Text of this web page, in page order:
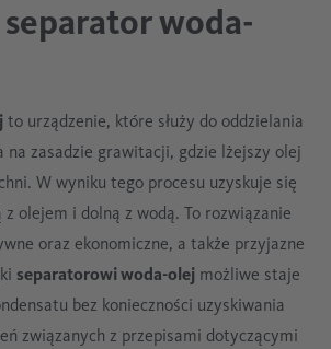
separator woda-
to urządzenie, które służy do oddzielania
na zasadzie grawitacji, gdzie lżejszy olej
W wyniku tego procesu uzyskuje się
olejem i dolną z wodą. To rozwiązanie
oraz ekonomiczne, a także przyjazne
separatorowi woda-olej możliwe staje
bez konieczności uzyskiwania
związanych z przepisami dotyczącymi